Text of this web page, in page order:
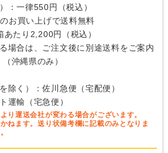
：一律550円（税込）
お買い上げで送料無料
たり2,200円（税込）
場合は、ご注文後に別途送料をご案内
沖縄県のみ）
除く）：佐川急便（宅配便）
運輸（宅急便）
り運送会社が変わる場合がございます。
ねます。送り状備考欄に記載のみとなりま